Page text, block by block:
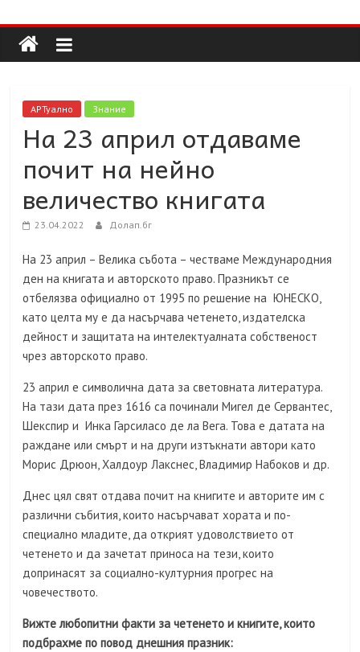
to
content
Долап
БГ
култура|
пътешествия|
мода|
събития|
кухня|
реклама|
АРТуално Знание
На 23 април отдаваме
почит на нейно
величество книгата
23.04.2022 Долап.бг
На 23 април – Велика събота – честваме Международния
ден на книгата и авторското право. Празникът се
отбелязва официално от 1995 по решение на ЮНЕСКО,
като целта му е да насърчава четенето, издателска
дейност и защитата на интелектуалната собственост
чрез авторското право.
23 април e символична дата за световната литература.
На тази дата през 1616 са починали Мигел де Сервантес,
Шекспир и Инка Гарсиласо де ла Вега. Това е датата на
раждане или смърт и на други изтъкнати автори като
Морис Дрюон, Халдоур Лакснес, Владимир Набоков и др.
Днес цял свят отдава почит на книгите и авторите им с
различни събития, които насърчават хората и по-
специално младите, да открият удоволствието от
четенето и да зачетат приноса на тези, които
допринасят за социално-културния прогрес на
човечеството.
Вижте любопитни факти за четенето и книгите, които
подбрахме по повод днешния празник: